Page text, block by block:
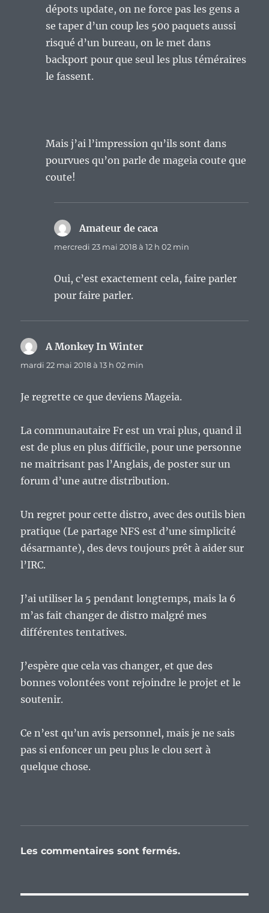
dépots update, on ne force pas les gens a
se taper d’un coup les 500 paquets aussi
risqué d’un bureau, on le met dans
backport pour que seul les plus téméraires
le fassent.
Mais j’ai l’impression qu’ils sont dans
pourvues qu’on parle de mageia coute que
coute!
Amateur de caca
mercredi 23 mai 2018 à 12 h 02 min
Oui, c’est exactement cela, faire parler
pour faire parler.
A Monkey In Winter
mardi 22 mai 2018 à 13 h 02 min
Je regrette ce que deviens Mageia.
La communautaire Fr est un vrai plus, quand il
est de plus en plus difficile, pour une personne
ne maitrisant pas l’Anglais, de poster sur un
forum d’une autre distribution.
Un regret pour cette distro, avec des outils bien
pratique (Le partage NFS est d’une simplicité
désarmante), des devs toujours prêt à aider sur
l’IRC.
J’ai utiliser la 5 pendant longtemps, mais la 6
m’as fait changer de distro malgré mes
différentes tentatives.
J’espère que cela vas changer, et que des
bonnes volontées vont rejoindre le projet et le
soutenir.
Ce n’est qu’un avis personnel, mais je ne sais
pas si enfoncer un peu plus le clou sert à
quelque chose.
Les commentaires sont fermés.